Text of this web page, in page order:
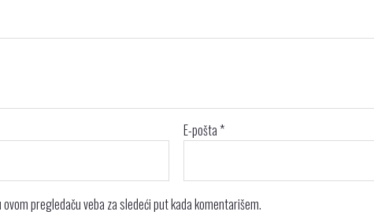
E-pošta *
pregledaču veba za sledeći put kada komentarišem.